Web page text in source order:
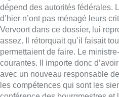
aura aussi la responsabilité
réinvestisse dans la justice,
sociaux qui doivent être
Vous voulez encore un exemple ?
été convenu hier que le
procéderait au paiement des
paiement avait été suspendu
manque environ 7 millions.